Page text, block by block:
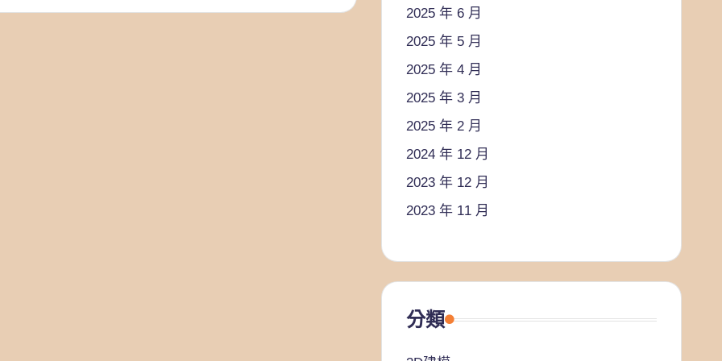
2025 年 6 月
2025 年 5 月
2025 年 4 月
2025 年 3 月
2025 年 2 月
2024 年 12 月
2023 年 12 月
2023 年 11 月
分類